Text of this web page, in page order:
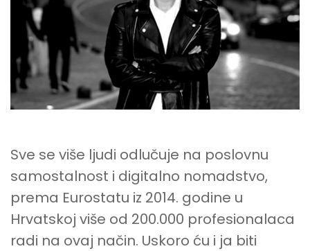
Sve se više ljudi odlučuje na poslovnu
samostalnost i digitalno nomadstvo,
prema Eurostatu iz 2014. godine u
Hrvatskoj više od 200.000 profesionalaca
radi na ovaj način. Uskoro ću i ja biti